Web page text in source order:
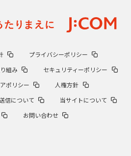
勝 エース正田樹、潰れた血豆で熱投
成 広島商対作新、打倒江川卓の執念
プライバシーポリシー
組み
セキュリティーポリシー
ポリシー
人権方針
信について
当サイトについて
お問い合わせ